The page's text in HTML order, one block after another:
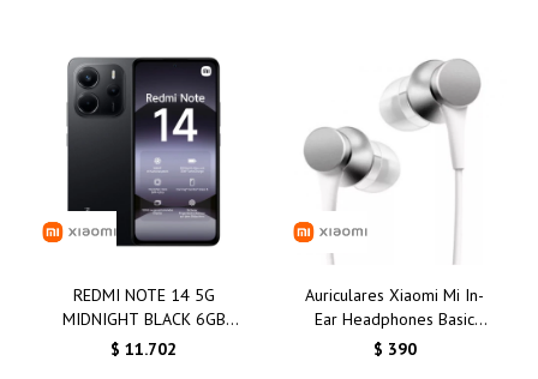
REDMI NOTE 14 5G
MIDNIGHT BLACK 6GB
128GB
$ 11.702
Auriculares Xiaomi Mi In-
Ear Headphones Basic
Silver/Plata: Calidad de
$ 390